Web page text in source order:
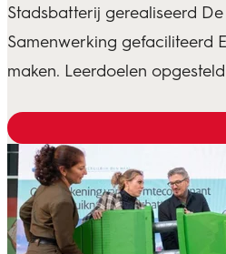
Stadsbatterij gerealiseerd
Samenwerking gefaciliteerd
maken. Leerdoelen